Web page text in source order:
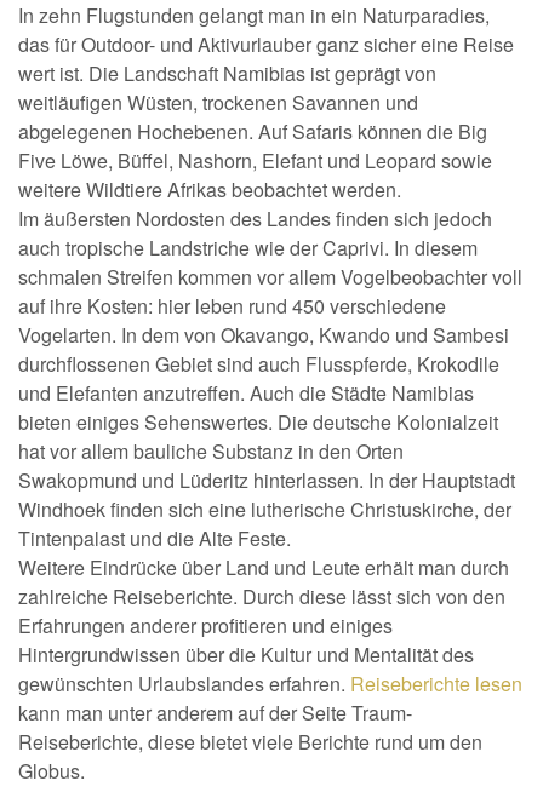
In zehn Flugstunden gelangt man in ein Naturparadies,
das für Outdoor- und Aktivurlauber ganz sicher eine Reise
wert ist. Die Landschaft Namibias ist geprägt von
weitläufigen Wüsten, trockenen Savannen und
abgelegenen Hochebenen. Auf Safaris können die Big
Five Löwe, Büffel, Nashorn, Elefant und Leopard sowie
weitere Wildtiere Afrikas beobachtet werden.
Im äußersten Nordosten des Landes finden sich jedoch
auch tropische Landstriche wie der Caprivi. In diesem
schmalen Streifen kommen vor allem Vogelbeobachter voll
auf ihre Kosten: hier leben rund 450 verschiedene
Vogelarten. In dem von Okavango, Kwando und Sambesi
durchflossenen Gebiet sind auch Flusspferde, Krokodile
und Elefanten anzutreffen. Auch die Städte Namibias
bieten einiges Sehenswertes. Die deutsche Kolonialzeit
hat vor allem bauliche Substanz in den Orten
Swakopmund und Lüderitz hinterlassen. In der Hauptstadt
Windhoek finden sich eine lutherische Christuskirche, der
Tintenpalast und die Alte Feste.
Weitere Eindrücke über Land und Leute erhält man durch
zahlreiche Reiseberichte. Durch diese lässt sich von den
Erfahrungen anderer profitieren und einiges
Hintergrundwissen über die Kultur und Mentalität des
gewünschten Urlaubslandes erfahren. Reiseberichte lesen
kann man unter anderem auf der Seite Traum-
Reiseberichte, diese bietet viele Berichte rund um den
Globus.